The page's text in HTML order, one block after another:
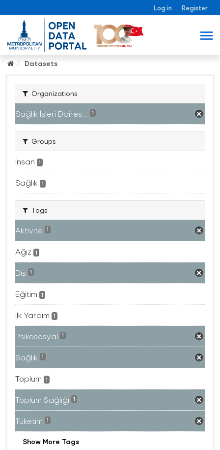
Log in Register
Datasets
Organizations
Sağlık İşleri Daires... 1
Groups
İnsan 1
Sağlık 1
Tags
Aktivite 1
Ağız 1
Diş 1
Eğitim 1
Ilk Yardım 1
Psikososyal 1
Sağlık 1
Toplum 1
Toplum Sağlığı 1
Tüketim 1
Show More Tags